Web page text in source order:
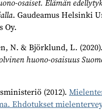
osaiset. Elämän
. Gaudeamus Helsinki
Oy.
N. & Björklund, L. (2020).
huono-osaisuus
(2012).
Ehdotukset